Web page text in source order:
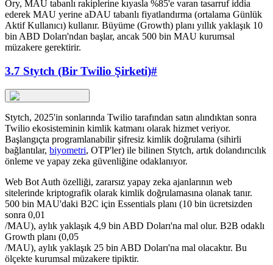
Ory, MAU tabanlı rakiplerine kıyasla %85'e varan tasarruf iddia
ederek MAU yerine aDAU tabanlı fiyatlandırma (ortalama Günlük
Aktif Kullanıcı) kullanır. Büyüme (Growth) planı yıllık yaklaşık 10
bin ABD Doları'ndan başlar, ancak 500 bin MAU kurumsal
müzakere gerektirir.
3.7 Stytch (Bir Twilio Şirketi)#
Stytch, 2025'in sonlarında Twilio tarafından satın alındıktan sonra
Twilio ekosisteminin kimlik katmanı olarak hizmet veriyor.
Başlangıçta programlanabilir şifresiz kimlik doğrulama (sihirli
bağlantılar, biyometri, OTP'ler) ile bilinen Stytch, artık dolandırıcılık
önleme ve yapay zeka güvenliğine odaklanıyor.
Web Bot Auth özelliği, zararsız yapay zeka ajanlarının web
sitelerinde kriptografik olarak kimlik doğrulamasına olanak tanır.
500 bin MAU'daki B2C için Essentials planı (10 bin ücretsizden
sonra 0,01
/MAU), aylık yaklaşık 4,9 bin ABD Doları'na mal olur. B2B odaklı
Growth planı (0,05
/MAU), aylık yaklaşık 25 bin ABD Doları'na mal olacaktır. Bu
ölçekte kurumsal müzakere tipiktir.